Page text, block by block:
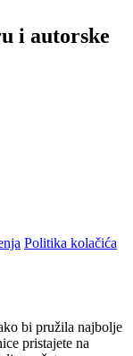
i autorske
Politika kolačića
bi pružila najbolje
pristajete na